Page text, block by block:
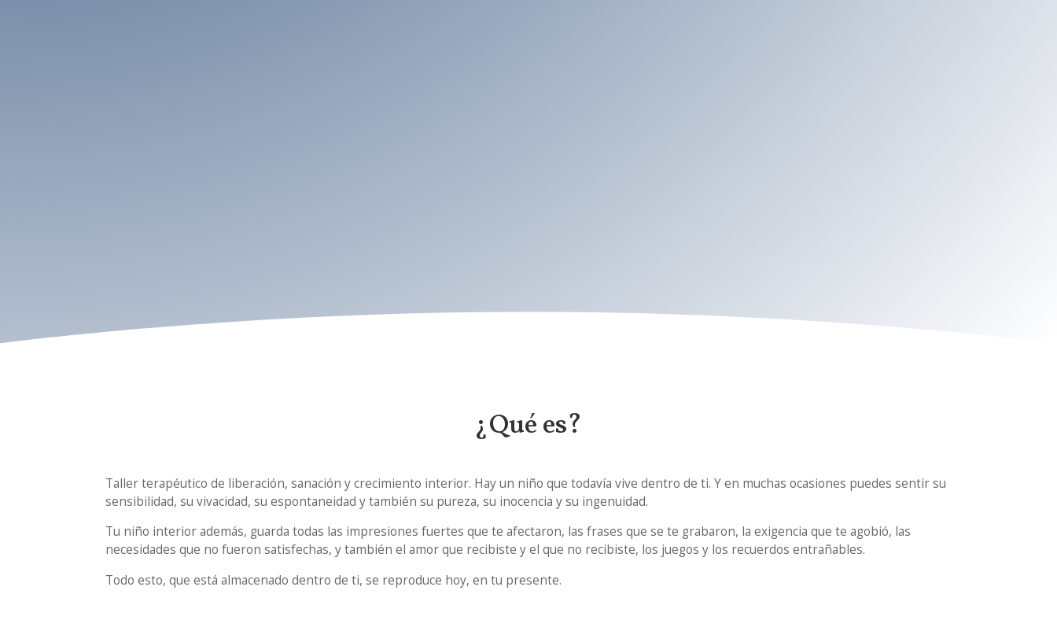
¿Qué es?
Taller terapéutico de liberación, sanación y crecimiento interior. Hay un niño que todavía vive dentro de ti. Y en muchas ocasiones puedes sentir su
sensibilidad, su vivacidad, su espontaneidad y también su pureza, su inocencia y su ingenuidad.
Tu niño interior además, guarda todas las impresiones fuertes que te afectaron, las frases que se te grabaron, la exigencia que te agobió, las
necesidades que no fueron satisfechas, y también el amor que recibiste y el que no recibiste, los juegos y los recuerdos entrañables.
Todo esto, que está almacenado dentro de ti, se reproduce hoy, en tu presente.